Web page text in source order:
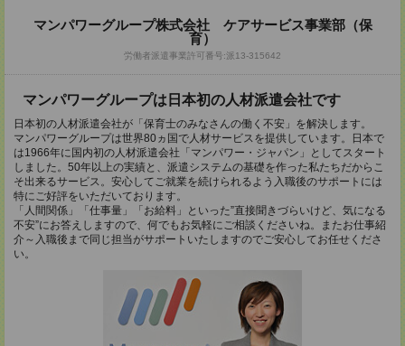
マンパワーグループ株式会社 ケアサービス事業部（保
育）
労働者派遣事業許可番号:派13-315642
マンパワーグループは日本初の人材派遣会社です
日本初の人材派遣会社が「保育士のみなさんの働く不安」を解決します。
マンパワーグループは世界80ヵ国で人材サービスを提供しています。日本で
は1966年に国内初の人材派遣会社「マンパワー・ジャパン」としてスタート
しました。50年以上の実績と、派遣システムの基礎を作った私たちだからこ
そ出来るサービス。安心してご就業を続けられるよう入職後のサポートには
特にご好評をいただいております。
「人間関係」「仕事量」「お給料」といった”直接聞きづらいけど、気になる
不安”にお答えしますので、何でもお気軽にご相談くださいね。またお仕事紹
介～入職後まで同じ担当がサポートいたしますのでご安心してお任せくださ
い。